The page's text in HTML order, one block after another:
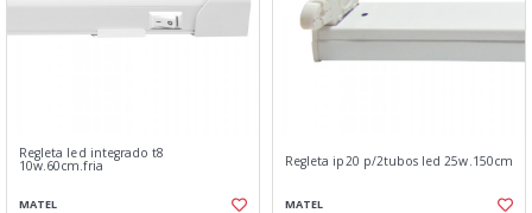
Regleta led integrado t8
10w.60cm.fria
MATEL
Regleta ip20 p/2tubos led 25w.150cm
MATEL